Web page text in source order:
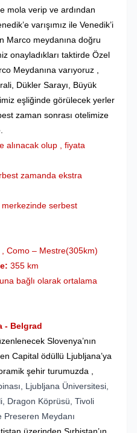
mola verip ve ardından
varışımız ile Venedik’i
Marco meydanına doğru
onayladıkları taktirde Özel
Meydanına varıyoruz ,
Dükler Sarayı, Büyük
eşliğinde görülecek yerler
zaman sonrası otelimize
alınacak olup , fiyata
zamanda ekstra
serbest
Como – Mestre(305km)
355 km
bağlı olarak ortalama
- Belgrad
Slovenya’nın
Capital ödüllü Ljubljana’ya
şehir turumuzda ,
Ljubljana Üniversitesi,
Dragon Köprüsü, Tivoli
Preseren Meydanı